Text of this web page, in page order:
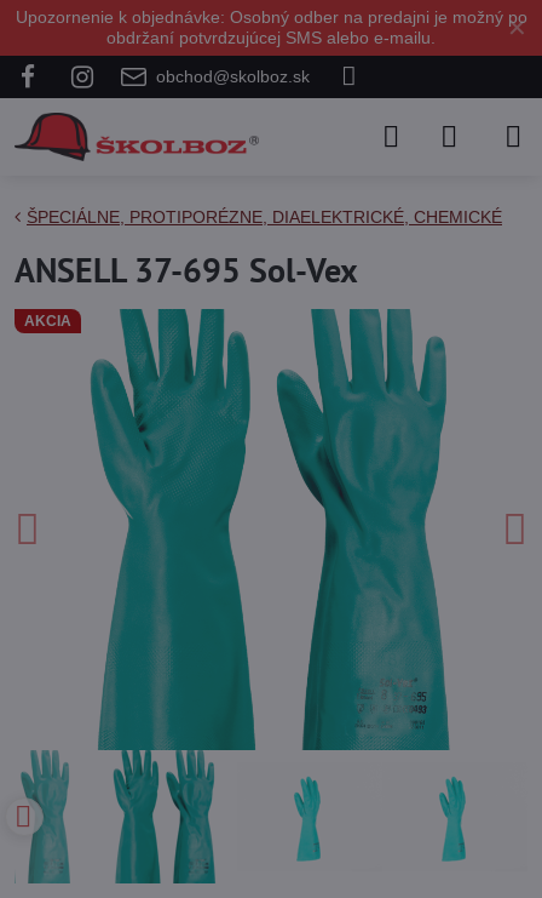
✕
Upozornenie k objednávke: Osobný odber na predajni je možný po
obdržaní potvrdzujúcej SMS alebo e-mailu.
obchod@skolboz.sk
AKCIA
ŠPECIÁLNE, PROTIPORÉZNE, DIAELEKTRICKÉ, CHEMICKÉ
ANSELL 37-695 Sol-Vex